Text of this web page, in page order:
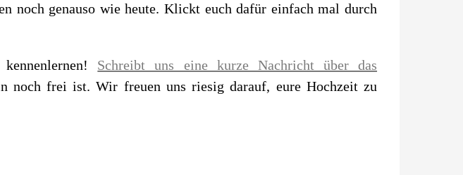
noch genauso wie heute. Klickt euch dafür einfach mal durch
Schreibt uns eine kurze Nachricht über das
noch frei ist. Wir freuen uns riesig darauf, eure Hochzeit zu